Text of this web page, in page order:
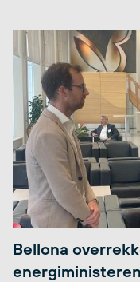
Bellona
energiministeren